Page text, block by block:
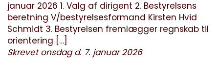
januar 2026 1. Valg af dirigent 2. Bestyrelsens
beretning V/bestyrelsesformand Kirsten Hvid
Schmidt 3. Bestyrelsen fremlægger regnskab til
orientering […]
Skrevet onsdag d. 7. januar 2026